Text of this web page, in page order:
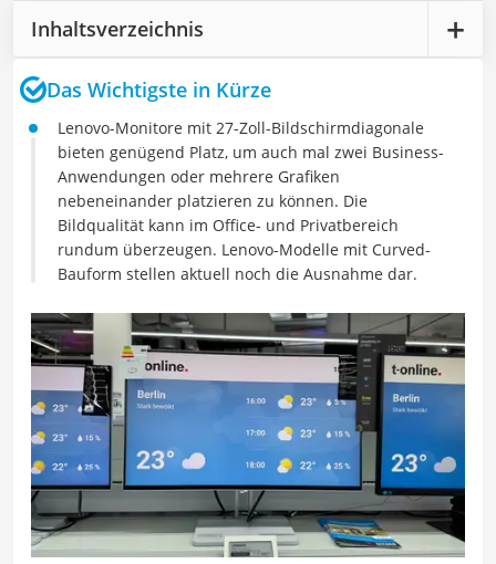
Inhaltsverzeichnis
Das Wichtigste in Kürze
Lenovo-Monitore mit 27-Zoll-Bildschirmdiagonale
bieten genügend Platz, um auch mal zwei Business-
Anwendungen oder mehrere Grafiken
nebeneinander platzieren zu können. Die
Bildqualität kann im Office- und Privatbereich
rundum überzeugen. Lenovo-Modelle mit Curved-
Bauform stellen aktuell noch die Ausnahme dar.